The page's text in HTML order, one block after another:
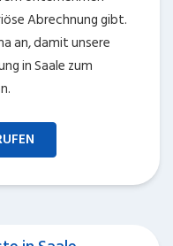
Abrechnung gibt.
an, damit unsere
in Saale zum